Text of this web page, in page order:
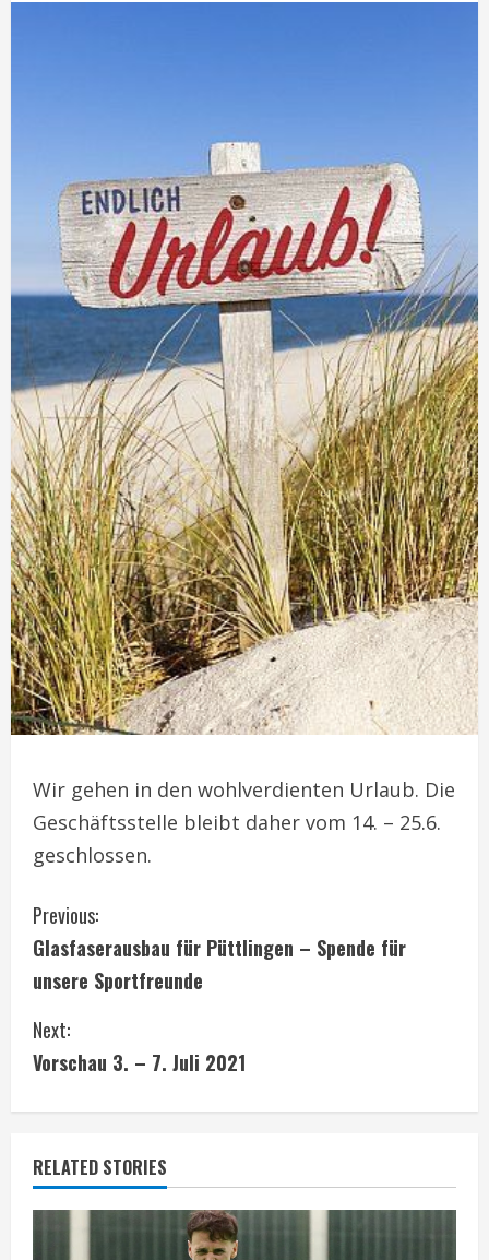
Wir gehen in den wohlverdienten Urlaub. Die
Geschäftsstelle bleibt daher vom 14. – 25.6.
geschlossen.
C
o
n
t
i
n
u
e
Previous:
Glasfaserausbau für Püttlingen – Spende für
unsere Sportfreunde
Next:
Vorschau 3. – 7. Juli 2021
RELATED STORIES